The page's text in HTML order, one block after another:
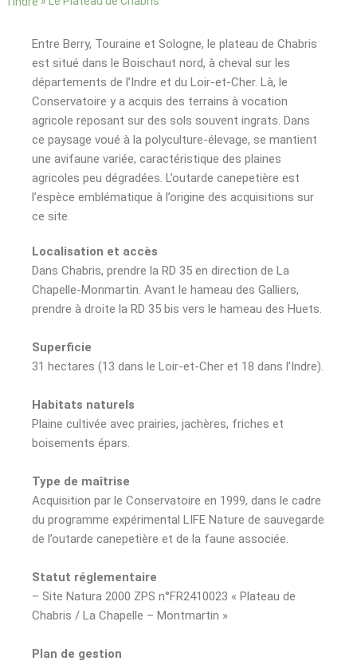
Entre Berry, Touraine et Sologne, le plateau de Chabris
est situé dans le Boischaut nord, à cheval sur les
départements de l’Indre et du Loir-et-Cher. Là, le
Conservatoire y a acquis des terrains à vocation
agricole reposant sur des sols souvent ingrats. Dans
ce paysage voué à la polyculture-élevage, se mantient
une avifaune variée, caractéristique des plaines
agricoles peu dégradées. L’outarde canepetière est
l’espèce emblématique à l’origine des acquisitions sur
ce site.
Localisation et accès
Dans Chabris, prendre la RD 35 en direction de La
Chapelle-Monmartin. Avant le hameau des Galliers,
prendre à droite la RD 35 bis vers le hameau des Huets.
Superficie
31 hectares (13 dans le Loir-et-Cher et 18 dans l’Indre).
Habitats naturels
Plaine cultivée avec prairies, jachères, friches et
boisements épars.
Type de maîtrise
Acquisition par le Conservatoire en 1999, dans le cadre
du programme expérimental LIFE Nature de sauvegarde
de l’outarde canepetière et de la faune associée.
Statut réglementaire
– Site Natura 2000 ZPS n°FR2410023 « Plateau de
Chabris / La Chapelle – Montmartin »
Plan de gestion